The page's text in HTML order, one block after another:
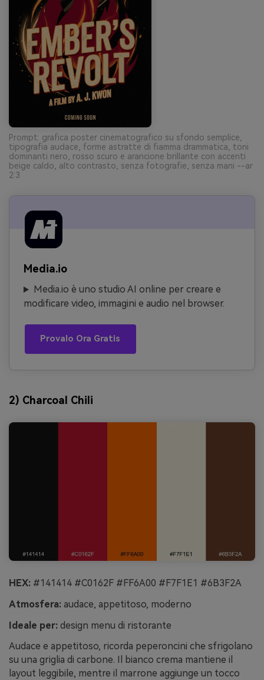
Prompt: grafica poster cinematografico su sfondo semplice,
tipografia audace, forme astratte di fiamma drammatica, toni
dominanti nero, rosso scuro e arancione brillante con accenti
beige caldo, alto contrasto, senza fotografie, senza mani --ar
2:3
Media.io
Media.io è uno studio AI online per creare e
modificare video, immagini e audio nel browser.
Provalo Ora Gratis
2) Charcoal Chili
HEX: #141414 #C0162F #FF6A00 #F7F1E1 #6B3F2A
Atmosfera: audace, appetitoso, moderno
Ideale per: design menu di ristorante
Audace e appetitoso, ricorda peperoncini che sfrigolano
su una griglia di carbone. Il bianco crema mantiene il
layout leggibile, mentre il marrone aggiunge un tocco